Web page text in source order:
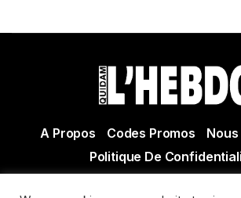
A Propos Codes Promos
Politique De